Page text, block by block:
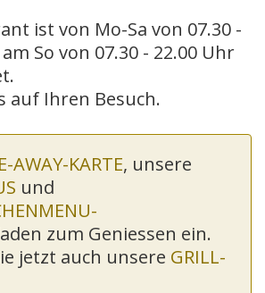
ist von Mo-Sa von 07.30 -
So von 07.30 - 22.00 Uhr
auf Ihren Besuch.
AWAY-KARTE, unsere
und
zum Geniessen ein.
jetzt auch unsere GRILL-